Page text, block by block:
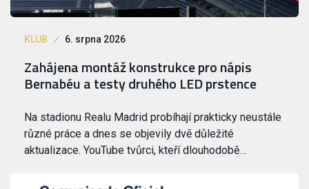
KLUB 6. srpna 2026
Zahájena montáž konstrukce pro nápis
Bernabéu a testy druhého LED prstence
Na stadionu Realu Madrid probíhají prakticky neustále
různé práce a dnes se objevily dvě důležité
aktualizace. YouTube tvůrci, kteří dlouhodobě…